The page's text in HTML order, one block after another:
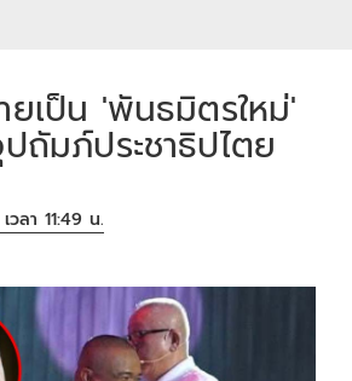
ยเป็น 'พันธมิตรใหม่'
ปถัมภ์ประชาธิปไตย
ลา 11:49 น.